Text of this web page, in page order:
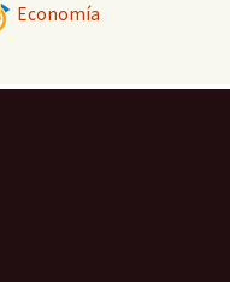
Economía